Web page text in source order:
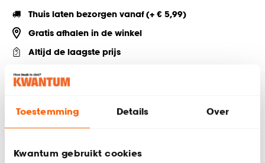
Toestemming Details Over
Kwantum gebruikt cookies
Thuis laten bezorgen vanaf (+ € 5,99)
Gratis afhalen in de winkel
Altijd de laagste prijs
Deel jouw product & volg ons op social
Raamfolie zelfklevend met een bloemendessin in een